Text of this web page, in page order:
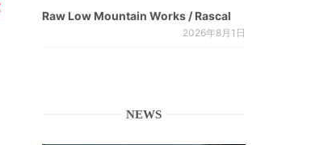
Raw Low Mountain Works / Rascal
2026年8月1日
NEWS